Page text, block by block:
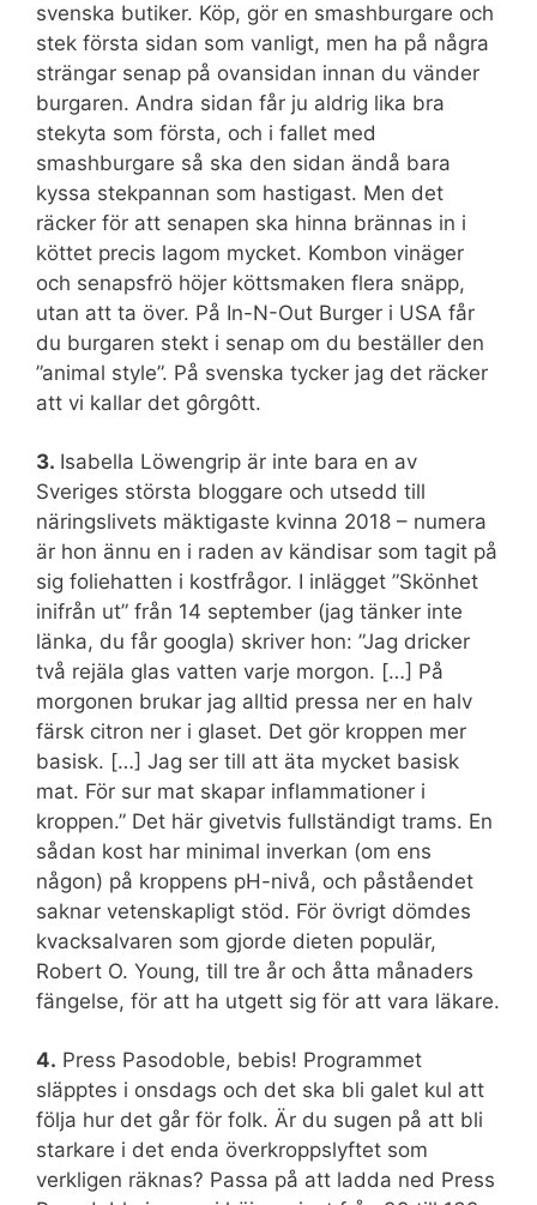
svenska butiker. Köp, gör en smashburgare och
stek första sidan som vanligt, men ha på några
strängar senap på ovansidan innan du vänder
burgaren. Andra sidan får ju aldrig lika bra
stekyta som första, och i fallet med
smashburgare så ska den sidan ändå bara
kyssa stekpannan som hastigast. Men det
räcker för att senapen ska hinna brännas in i
köttet precis lagom mycket. Kombon vinäger
och senapsfrö höjer köttsmaken flera snäpp,
utan att ta över. På In-N-Out Burger i USA får
du burgaren stekt i senap om du beställer den
”animal style”. På svenska tycker jag det räcker
att vi kallar det gôrgôtt.
3. Isabella Löwengrip är inte bara en av
Sveriges största bloggare och utsedd till
näringslivets mäktigaste kvinna 2018 – numera
är hon ännu en i raden av kändisar som tagit på
sig foliehatten i kostfrågor. I inlägget ”Skönhet
inifrån ut” från 14 september (jag tänker inte
länka, du får googla) skriver hon: ”Jag dricker
två rejäla glas vatten varje morgon. […] På
morgonen brukar jag alltid pressa ner en halv
färsk citron ner i glaset. Det gör kroppen mer
basisk. […] Jag ser till att äta mycket basisk
mat. För sur mat skapar inflammationer i
kroppen.” Det här givetvis fullständigt trams. En
sådan kost har minimal inverkan (om ens
någon) på kroppens pH-nivå, och påståendet
saknar vetenskapligt stöd. För övrigt dömdes
kvacksalvaren som gjorde dieten populär,
Robert O. Young, till tre år och åtta månaders
fängelse, för att ha utgett sig för att vara läkare.
4. Press Pasodoble, bebis! Programmet
släpptes i onsdags och det ska bli galet kul att
följa hur det går för folk. Är du sugen på att bli
starkare i det enda överkroppslyftet som
verkligen räknas? Passa på att ladda ned Press